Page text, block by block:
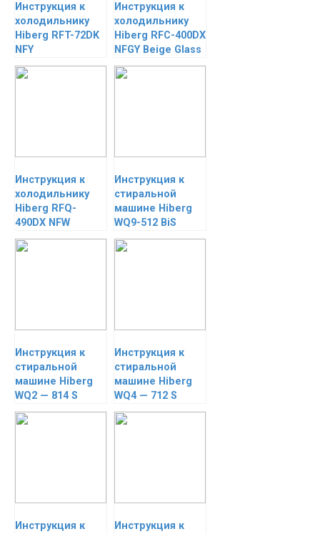
Инструкция к
холодильнику
Hiberg RFT-72DK
NFY
Инструкция к
холодильнику
Hiberg RFC-400DX
NFGY Beige Glass
Инструкция к
холодильнику
Hiberg RFQ-
490DX NFW
Инструкция к
стиральной
машине Hiberg
WQ9-512 BiS
Инструкция к
стиральной
машине Hiberg
WQ2 — 814 S
Инструкция к
стиральной
машине Hiberg
WQ4 — 712 S
Инструкция к Инструкция к